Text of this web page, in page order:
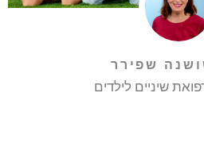
שפירר
שיניים לילדים